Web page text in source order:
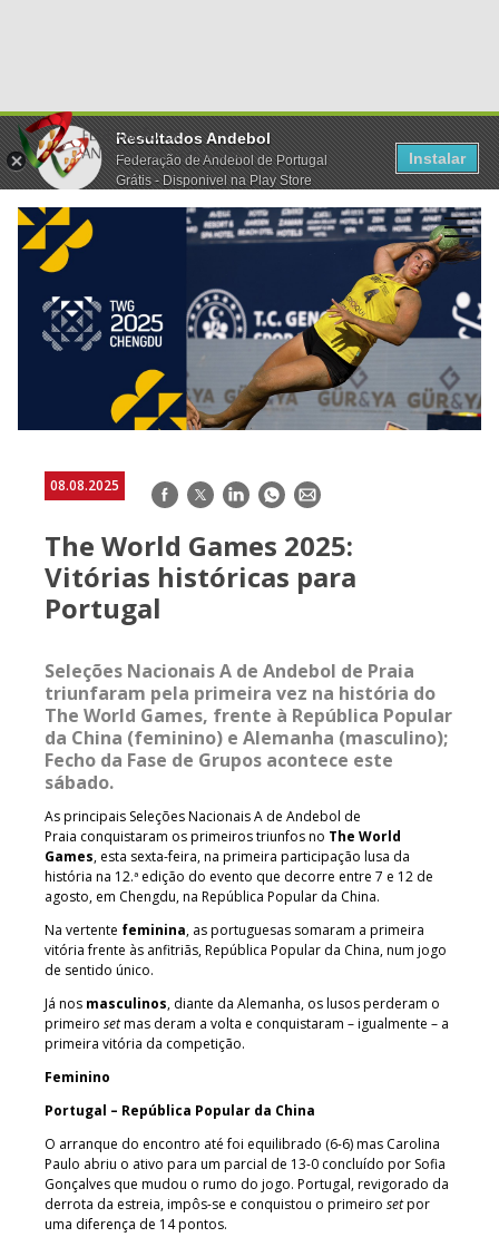
Resultados Andebol
Federação de Andebol de Portugal
Grátis - Disponivel na Play Store
Instalar
08.08.2025 Facebook
TwitterLinkedInWhatsApp
E-
The World Games 2025:
Vitórias históricas para
Portugal
Seleções Nacionais A de Andebol de Praia
triunfaram pela primeira vez na história do
The World Games, frente à República Popular
da China (feminino) e Alemanha (masculino);
Fecho da Fase de Grupos acontece este
sábado.
As principais Seleções Nacionais A de Andebol de
Praia conquistaram os primeiros triunfos no The World
Games, esta sexta-feira, na primeira participação lusa da
história na 12.ª edição do evento que decorre entre 7 e 12 de
agosto, em Chengdu, na República Popular da China.
Na vertente feminina, as portuguesas somaram a primeira
vitória frente às anfitriãs, República Popular da China, num jogo
de sentido único.
Já nos masculinos, diante da Alemanha, os lusos perderam o
primeiro setmas deram a volta e conquistaram – igualmente – a
primeira vitória da competição.
Feminino
Portugal – República Popular da China
O arranque do encontro até foi equilibrado (6-6) mas Carolina
Paulo abriu o ativo para um parcial de 13-0 concluído por Sofia
Gonçalves que mudou o rumo do jogo. Portugal, revigorado da
derrota da estreia, impôs-se e conquistou o primeiro setpor
uma diferença de 14 pontos.